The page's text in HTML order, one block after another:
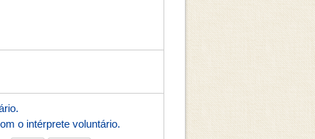
o intérprete voluntário.